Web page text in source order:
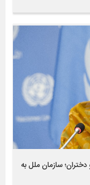
سازمان ملل به